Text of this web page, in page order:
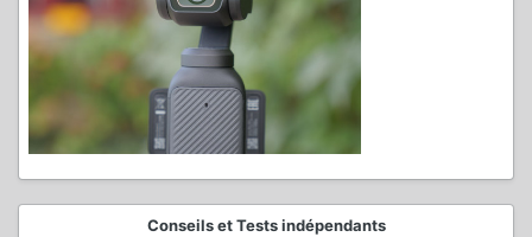
Conseils et Tests indépendants